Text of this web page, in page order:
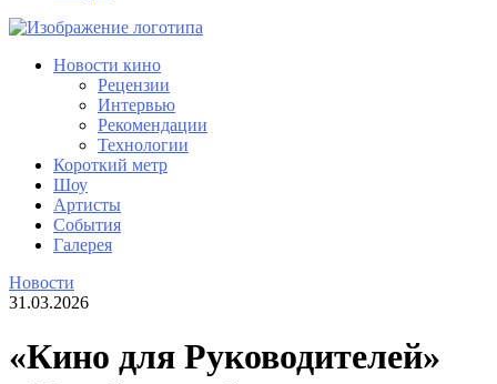
Новости кино
Рецензии
Интервью
Рекомендации
Технологии
Короткий метр
Шоу
Артисты
События
Галерея
Новости
31.03.2026
«Кино для Руководителей»